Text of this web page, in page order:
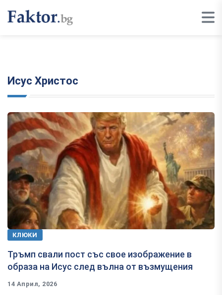
Исус Христос
КЛЮКИ
Тръмп свали пост със свое изображение в
образа на Исус след вълна от възмущения
14 Април, 2026